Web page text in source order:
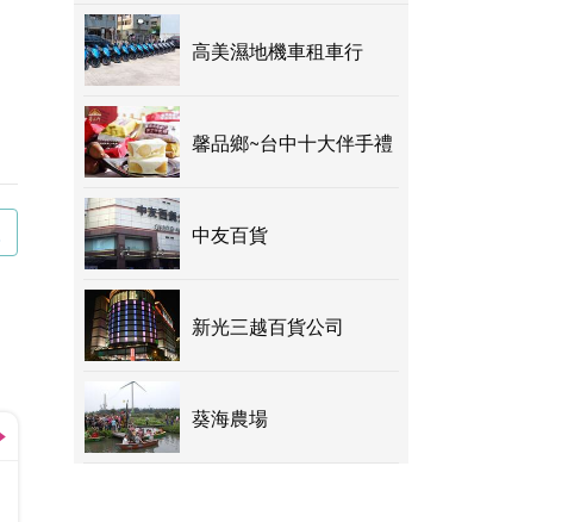
高美濕地機車租車行
馨品鄉~台中十大伴手禮
中友百貨
新光三越百貨公司
葵海農場